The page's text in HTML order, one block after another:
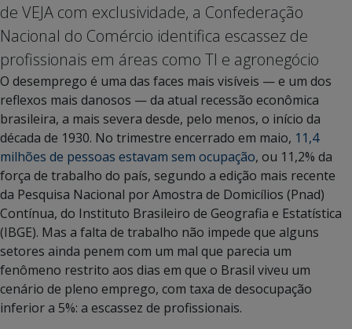
de VEJA com exclusividade, a Confederação
Nacional do Comércio identifica escassez de
profissionais em áreas como TI e agronegócio
O desemprego é uma das faces mais visíveis — e um dos
reflexos mais danosos — da atual recessão econômica
brasileira, a mais severa desde, pelo menos, o início da
década de 1930. No trimestre encerrado em maio, 11,4
milhões de pessoas estavam sem ocupação, ou 11,2% da
força de trabalho do país, segundo a edição mais recente
da Pesquisa Nacional por Amostra de Domicílios (Pnad)
Contínua, do Instituto Brasileiro de Geografia e Estatística
(IBGE). Mas a falta de trabalho não impede que alguns
setores ainda penem com um mal que parecia um
fenômeno restrito aos dias em que o Brasil viveu um
cenário de pleno emprego, com taxa de desocupação
inferior a 5%: a escassez de profissionais.